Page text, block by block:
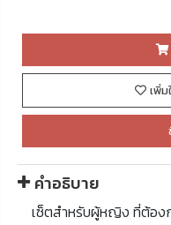
เพิ่
คำอธิบาย
เซ็ตสำหรับผู้หญิง ที่ต้องก